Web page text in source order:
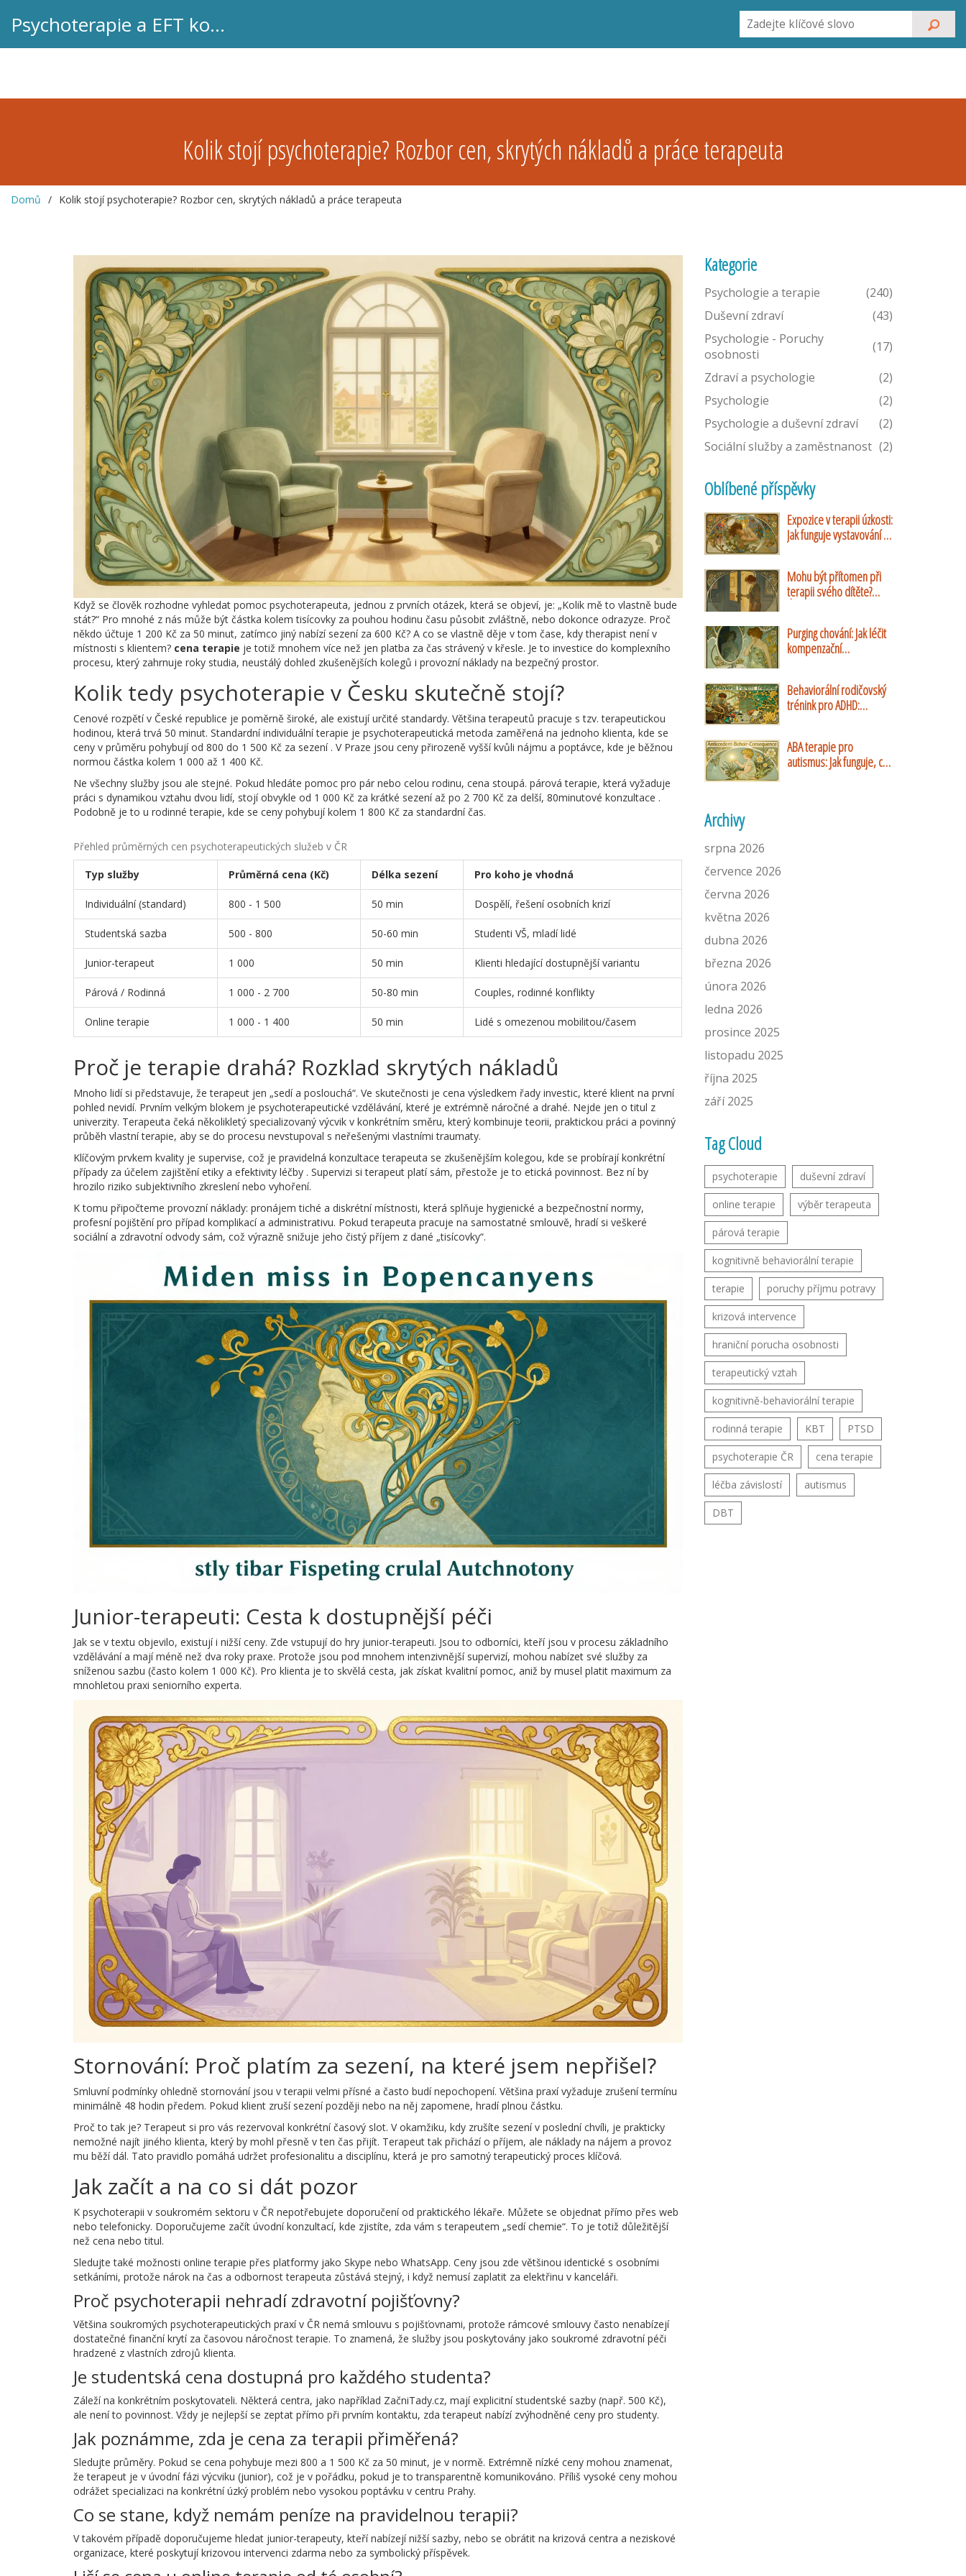
Psychoterapie a EFT koučink
Kolik stojí psychoterapie? Rozbor cen, skrytých nákladů a práce terapeuta
Domů Kolik stojí psychoterapie? Rozbor cen, skrytých nákladů a práce terapeuta
Když se člověk rozhodne vyhledat pomoc psychoterapeuta, jednou z prvních otázek, která se objeví, je: „Kolik mě to vlastně bude
stát?“ Pro mnohé z nás může být částka kolem tisícovky za pouhou hodinu času působit zvláštně, nebo dokonce odrazyze. Proč
někdo účtuje 1 200 Kč za 50 minut, zatímco jiný nabízí sezení za 600 Kč? A co se vlastně děje v tom čase, kdy therapist není v
místnosti s klientem? cena terapie je totiž mnohem více než jen platba za čas strávený v křesle. Je to investice do komplexního
procesu, který zahrnuje roky studia, neustálý dohled zkušenějších kolegů i provozní náklady na bezpečný prostor.
Kolik tedy psychoterapie v Česku skutečně stojí?
Cenové rozpětí v České republice je poměrně široké, ale existují určité standardy. Většina terapeutů pracuje s tzv. terapeutickou
hodinou, která trvá 50 minut. Standardníindividuální terapie je psychoterapeutická metoda zaměřená na jednoho klienta, kde se
ceny v průměru pohybují od 800 do 1 500 Kč za sezení . V Praze jsou ceny přirozeně vyšší kvůli nájmu a poptávce, kde je běžnou
normou částka kolem 1 000 až 1 400 Kč.
Ne všechny služby jsou ale stejné. Pokud hledáte pomoc pro pár nebo celou rodinu, cena stoupá. párová terapie, která vyžaduje
práci s dynamikou vztahu dvou lidí, stojí obvykle od 1 000 Kč za krátké sezení až po 2 700 Kč za delší, 80minutové konzultace .
Podobně je to u rodinné terapie, kde se ceny pohybují kolem 1 800 Kč za standardní čas.
Přehled průměrných cen psychoterapeutických služeb v ČR
Typ služby Průměrná cena (Kč) Délka sezení Pro koho je vhodná
Individuální (standard) 800 - 1 500 50 min Dospělí, řešení osobních krizí
Studentská sazba 500 - 800 50-60 min Studenti VŠ, mladí lidé
Junior-terapeut 1 000 50 min Klienti hledající dostupnější variantu
Párová / Rodinná 1 000 - 2 700 50-80 min Couples, rodinné konflikty
Online terapie 1 000 - 1 400 50 min Lidé s omezenou mobilitou/časem
Proč je terapie drahá? Rozklad skrytých nákladů
Mnoho lidí si představuje, že terapeut jen „sedí a poslouchá“. Ve skutečnosti je cena výsledkem řady investic, které klient na první
pohled nevidí. Prvním velkým blokem je psychoterapeutické vzdělávání, které je extrémně náročné a drahé. Nejde jen o titul z
univerzity. Terapeuta čeká několikletý specializovaný výcvik v konkrétním směru, který kombinuje teorii, praktickou práci a povinný
průběh vlastní terapie, aby se do procesu nevstupoval s neřešenými vlastními traumaty.
Klíčovým prvkem kvality je supervise, což je pravidelná konzultace terapeuta se zkušenějším kolegou, kde se probírají konkrétní
případy za účelem zajištění etiky a efektivity léčby . Supervizi si terapeut platí sám, přestože je to etická povinnost. Bez ní by
hrozilo riziko subjektivního zkreslení nebo vyhoření.
K tomu připočteme provozní náklady: pronájem tiché a diskrétní místnosti, která splňuje hygienické a bezpečnostní normy,
profesní pojištění pro případ komplikací a administrativu. Pokud terapeuta pracuje na samostatné smlouvě, hradí si veškeré
sociální a zdravotní odvody sám, což výrazně snižuje jeho čistý příjem z dané „tisícovky“.
Junior-terapeuti: Cesta k dostupnější péči
Jak se v textu objevilo, existují i nižší ceny. Zde vstupují do hry junior-terapeuti. Jsou to odborníci, kteří jsou v procesu základního
vzdělávání a mají méně než dva roky praxe. Protože jsou pod mnohem intenzivnější supervizí, mohou nabízet své služby za
sníženou sazbu (často kolem 1 000 Kč). Pro klienta je to skvělá cesta, jak získat kvalitní pomoc, aniž by musel platit maximum za
mnohletou praxi seniorního experta.
Stornování: Proč platím za sezení, na které jsem nepřišel?
Smluvní podmínky ohledně stornování jsou v terapii velmi přísné a často budí nepochopení. Většina praxí vyžaduje zrušení termínu
minimálně 48 hodin předem. Pokud klient zruší sezení později nebo na něj zapomene, hradí plnou částku.
Proč to tak je? Terapeut si pro vás rezervoval konkrétní časový slot. V okamžiku, kdy zrušíte sezení v poslední chvíli, je prakticky
nemožné najít jiného klienta, který by mohl přesně v ten čas přijít. Terapeut tak přichází o příjem, ale náklady na nájem a provoz
mu běží dál. Tato pravidlo pomáhá udržet profesionalitu a disciplínu, která je pro samotný terapeutický proces klíčová.
Jak začít a na co si dát pozor
K psychoterapii v soukromém sektoru v ČR nepotřebujete doporučení od praktického lékaře. Můžete se objednat přímo přes web
nebo telefonicky. Doporučujeme začít úvodní konzultací, kde zjistíte, zda vám s terapeutem „sedí chemie“. To je totiž důležitější
než cena nebo titul.
Sledujte také možnosti online terapie přes platformy jako Skype nebo WhatsApp. Ceny jsou zde většinou identické s osobními
setkáními, protože nárok na čas a odbornost terapeuta zůstává stejný, i když nemusí zaplatit za elektřinu v kanceláři.
Proč psychoterapii nehradí zdravotní pojišťovny?
Většina soukromých psychoterapeutických praxí v ČR nemá smlouvu s pojišťovnami, protože rámcové smlouvy často nenabízejí
dostatečné finanční krytí za časovou náročnost terapie. To znamená, že služby jsou poskytovány jako soukromé zdravotní péči
hradzené z vlastních zdrojů klienta.
Je studentská cena dostupná pro každého studenta?
Záleží na konkrétním poskytovateli. Některá centra, jako například ZačniTady.cz, mají explicitní studentské sazby (např. 500 Kč),
ale není to povinnost. Vždy je nejlepší se zeptat přímo při prvním kontaktu, zda terapeut nabízí zvýhodněné ceny pro studenty.
Jak poznámme, zda je cena za terapii přiměřená?
Sledujte průměry. Pokud se cena pohybuje mezi 800 a 1 500 Kč za 50 minut, je v normě. Extrémně nízké ceny mohou znamenat,
že terapeut je v úvodní fázi výcviku (junior), což je v pořádku, pokud je to transparentně komunikováno. Příliš vysoké ceny mohou
odrážet specializaci na konkrétní úzký problém nebo vysokou poptávku v centru Prahy.
Co se stane, když nemám peníze na pravidelnou terapii?
V takovém případě doporučujeme hledat junior-terapeuty, kteří nabízejí nižší sazby, nebo se obrátit na krizová centra a neziskové
organizace, které poskytují krizovou intervenci zdarma nebo za symbolický příspěvek.
Kategorie
Psychologie a terapie
(240)
Duševní zdraví
(43)
Psychologie - Poruchy
osobnosti
(17)
Zdraví a psychologie
(2)
Psychologie
(2)
Psychologie a duševní zdraví
(2)
Sociální služby a zaměstnanost (2)
Oblíbené příspěvky
Expozice v terapii úzkosti:
Jak funguje vystavování a
Mohu být přítomen při
terapii svého dítěte?
psychoterapii
Purging chování: Jak léčit
kompenzační
Behaviorální rodičovský
trénink pro ADHD:
ABA terapie pro
autismus: Jak funguje, co
Archivy
srpna 2026
července 2026
června 2026
května 2026
dubna 2026
března 2026
února 2026
ledna 2026
prosince 2025
listopadu 2025
října 2025
září 2025
Tag Cloud
psychoterapie duševní zdraví
online terapie výběr terapeuta
párová terapie
kognitivně behaviorální terapie
terapie poruchy příjmu potravy
krizová intervence
hraniční porucha osobnosti
terapeutický vztah
kognitivně-behaviorální terapie
rodinná terapie KBT PTSD
psychoterapie ČR cena terapie
léčba závislostí autismus
DBT